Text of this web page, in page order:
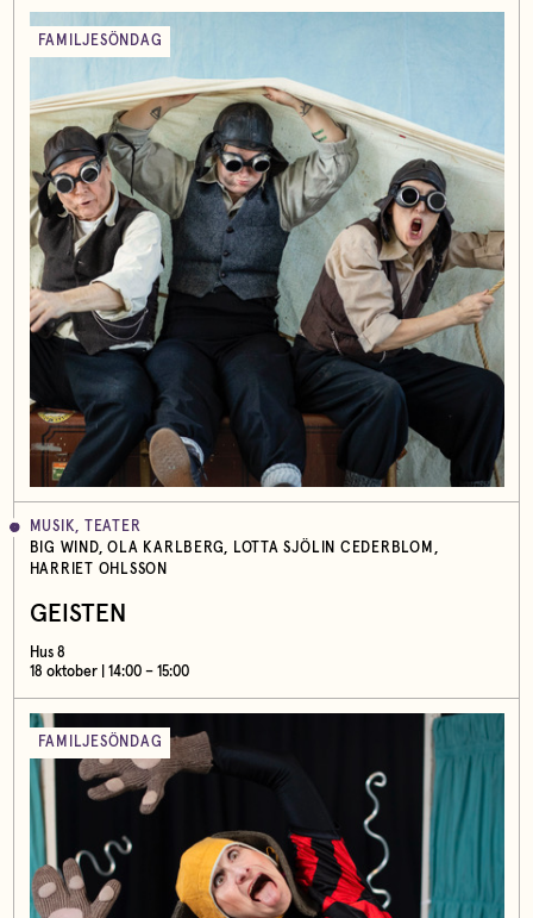
FAMILJESÖNDAG
MUSIK, TEATER
BIG WIND, OLA KARLBERG, LOTTA SJÖLIN CEDERBLOM,
HARRIET OHLSSON
GEISTEN
Hus 8
18 oktober | 14:00 – 15:00
FAMILJESÖNDAG